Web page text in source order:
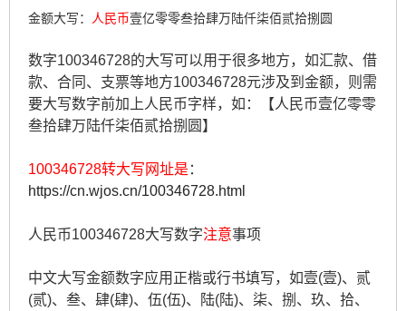
金额大写： 人民币壹亿零零叁拾肆万陆仟柒佰贰拾捌圆
数字100346728的大写可以用于很多地方，如汇款、借
款、合同、支票等地方100346728元涉及到金额，则需
要大写数字前加上人民币字样，如：【人民币壹亿零零
叁拾肆万陆仟柒佰贰拾捌圆】
100346728转大写网址是 ：
https://cn.wjos.cn/100346728.html
人民币100346728大写数字注意事项
中文大写金额数字应用正楷或行书填写，如壹(壹)、贰
(贰)、叁、肆(肆)、伍(伍)、陆(陆)、柒、捌、玖、拾、